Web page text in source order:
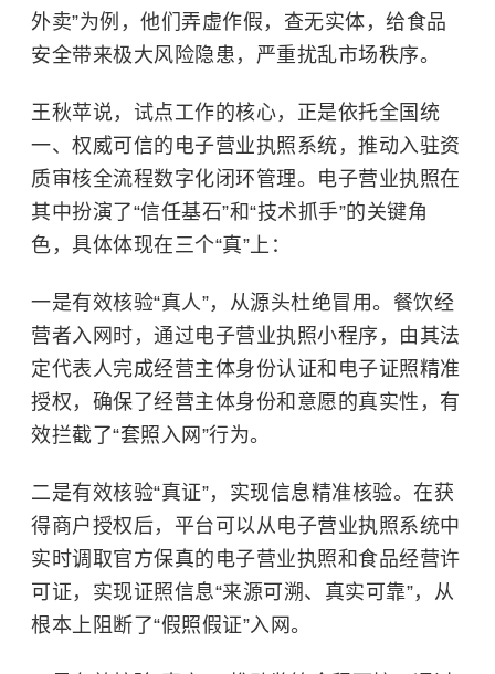
外卖”为例，他们弄虚作假，查无实体，给食品
安全带来极大风险隐患，严重扰乱市场秩序。
王秋苹说，试点工作的核心，正是依托全国统
一、权威可信的电子营业执照系统，推动入驻资
质审核全流程数字化闭环管理。电子营业执照在
其中扮演了“信任基石”和“技术抓手”的关键角
色，具体体现在三个“真”上：
一是有效核验“真人”，从源头杜绝冒用。餐饮经
营者入网时，通过电子营业执照小程序，由其法
定代表人完成经营主体身份认证和电子证照精准
授权，确保了经营主体身份和意愿的真实性，有
效拦截了“套照入网”行为。
二是有效核验“真证”，实现信息精准核验。在获
得商户授权后，平台可以从电子营业执照系统中
实时调取官方保真的电子营业执照和食品经营许
可证，实现证照信息“来源可溯、真实可靠”，从
根本上阻断了“假照假证”入网。